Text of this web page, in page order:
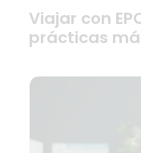
Viajar con
prácticas